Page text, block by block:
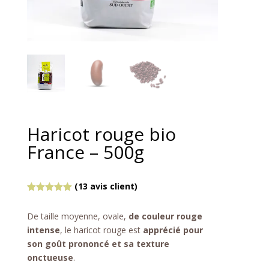
Haricot rouge bio
France – 500g
basé sur
client
(13 avis client)
De taille moyenne, ovale, de couleur rouge
intense, le haricot rouge est apprécié pour
son goût prononcé et sa texture
onctueuse.